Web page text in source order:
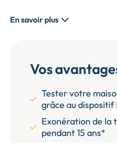
En savoir plus
Vos
Tester votre
grâce au dispositif
Exonération de la
pendant 15 ans*